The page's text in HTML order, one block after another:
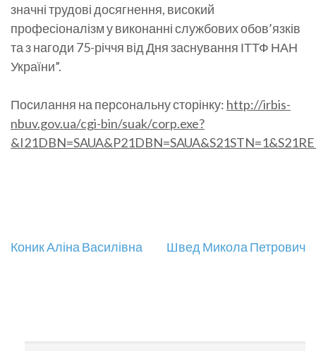
значні трудові досягнення, високий
професіоналізм у виконанні службових обов’язків
та з нагоди 75-річчя від Дня заснування ІТТФ НАН
України”.
Посилання на персональну сторінку: http://irbis-
nbuv.gov.ua/cgi-bin/suak/corp.exe?
Навігація
Коник Аліна Василівна Швед Микола Петрович